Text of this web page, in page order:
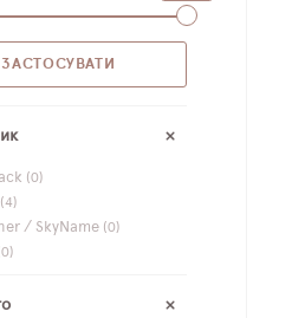
(0)
(4)
/ SkyName (0)